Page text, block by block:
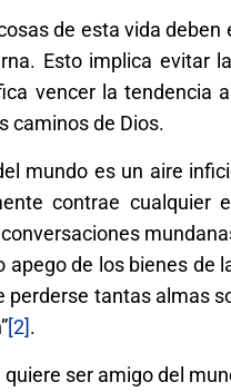
de esta vida
Esto implica evitar
vencer la tendencia
caminos de Dios.
mundo es un aire
contrae cualquier
apego de los bienes de
perderse tantas almas
[2].
quiere ser amigo del